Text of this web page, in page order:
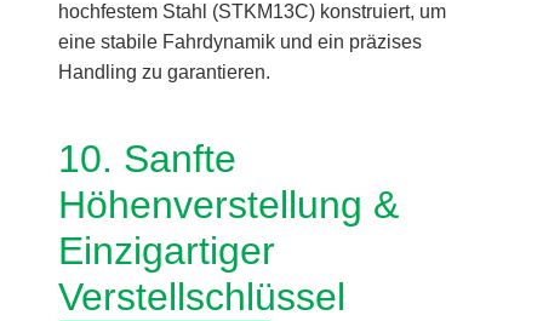
hochfestem Stahl (STKM13C) konstruiert, um
eine stabile Fahrdynamik und ein präzises
Handling zu garantieren.
10. Sanfte
Höhenverstellung &
Einzigartiger
Verstellschlüssel